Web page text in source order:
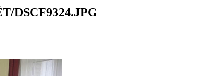
DSCF9324.JPG